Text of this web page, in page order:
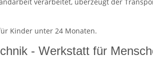
Kinder unter 24 Monaten.
- Werkstatt für